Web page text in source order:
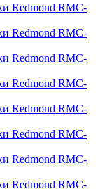
Redmond RMC-
Redmond RMC-
Redmond RMC-
Redmond RMC-
Redmond RMC-
Redmond RMC-
Redmond RMC-
Redmond RMC-